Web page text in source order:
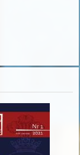
w latach 1970-